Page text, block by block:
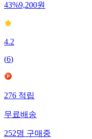
43%9,200원
4.2
(6)
276적립
무료배송
252명구매중